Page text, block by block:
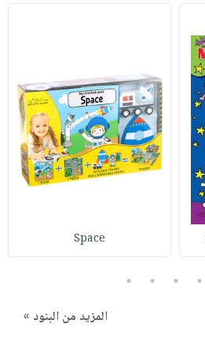
Space
2
3
4
5
المزيد من البنود »